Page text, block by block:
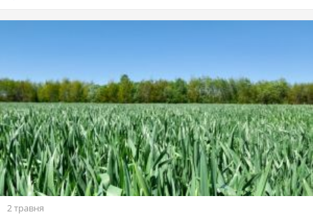
2 травня